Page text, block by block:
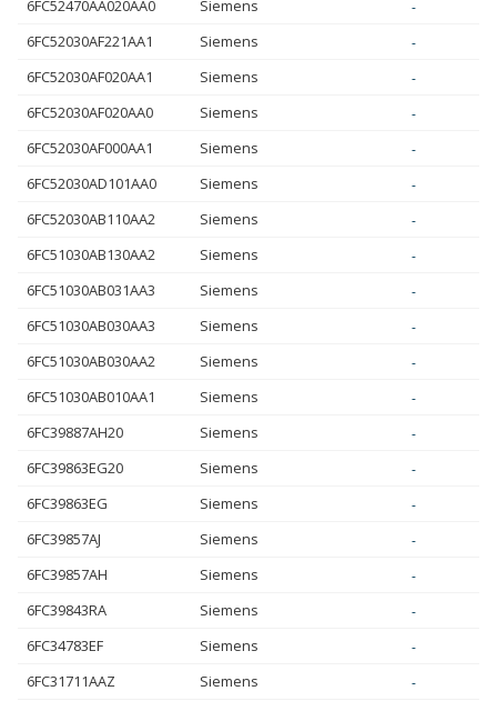
6FC52470AA020AA0 Siemens -
6FC52030AF221AA1 Siemens -
6FC52030AF020AA1 Siemens -
6FC52030AF020AA0 Siemens -
6FC52030AF000AA1 Siemens -
6FC52030AD101AA0 Siemens -
6FC52030AB110AA2 Siemens -
6FC51030AB130AA2 Siemens -
6FC51030AB031AA3 Siemens -
6FC51030AB030AA3 Siemens -
6FC51030AB030AA2 Siemens -
6FC51030AB010AA1 Siemens -
6FC39887AH20 Siemens -
6FC39863EG20 Siemens -
6FC39863EG Siemens -
6FC39857AJ Siemens -
6FC39857AH Siemens -
6FC39843RA Siemens -
6FC34783EF Siemens -
6FC31711AAZ Siemens -